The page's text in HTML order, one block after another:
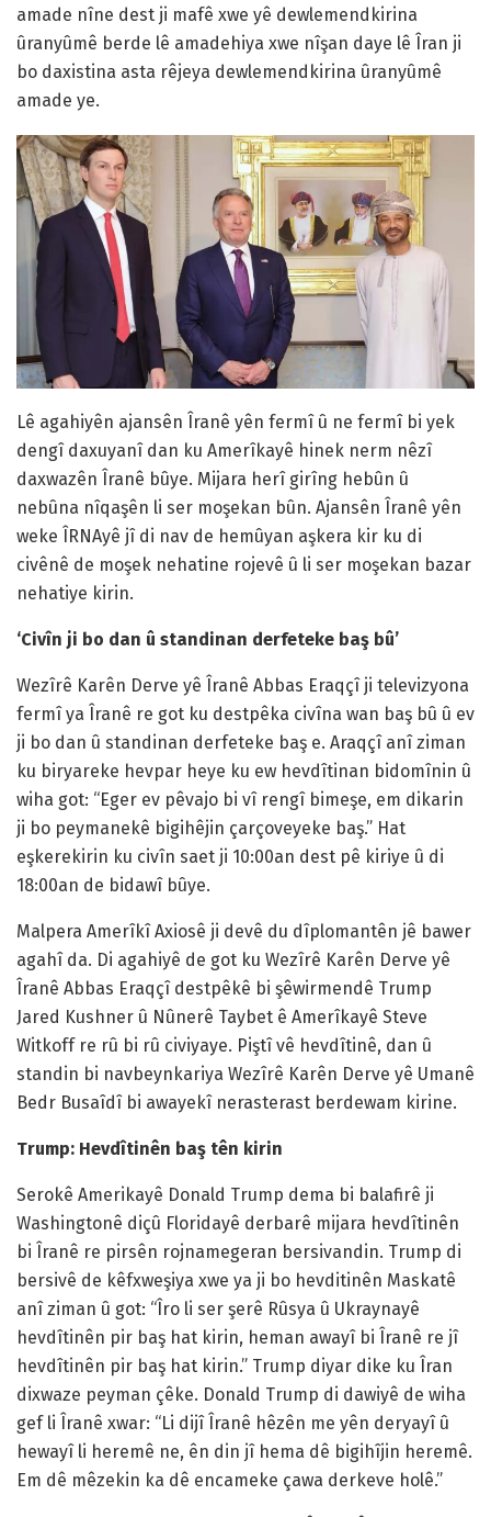
amade nîne dest ji mafê xwe yê dewlemendkirina
ûranyûmê berde lê amadehiya xwe nîşan daye lê Îran ji
bo daxistina asta rêjeya dewlemendkirina ûranyûmê
amade ye.
Lê agahiyên ajansên Îranê yên fermî û ne fermî bi yek
dengî daxuyanî dan ku Amerîkayê hinek nerm nêzî
daxwazên Îranê bûye. Mijara herî girîng hebûn û
nebûna nîqaşên li ser moşekan bûn. Ajansên Îranê yên
weke ÎRNAyê jî di nav de hemûyan aşkera kir ku di
civênê de moşek nehatine rojevê û li ser moşekan bazar
nehatiye kirin.
‘Civîn ji bo dan û standinan derfeteke baş bû’
Wezîrê Karên Derve yê Îranê Abbas Eraqçî ji televizyona
fermî ya Îranê re got ku destpêka civîna wan baş bû û ev
ji bo dan û standinan derfeteke baş e. Araqçî anî ziman
ku biryareke hevpar heye ku ew hevdîtinan bidomînin û
wiha got: “Eger ev pêvajo bi vî rengî bimeşe, em dikarin
ji bo peymanekê bigihêjin çarçoveyeke baş.” Hat
eşkerekirin ku civîn saet ji 10:00an dest pê kiriye û di
18:00an de bidawî bûye.
Malpera Amerîkî Axiosê ji devê du dîplomantên jê bawer
agahî da. Di agahiyê de got ku Wezîrê Karên Derve yê
Îranê Abbas Eraqçî destpêkê bi şêwirmendê Trump
Jared Kushner û Nûnerê Taybet ê Amerîkayê Steve
Witkoff re rû bi rû civiyaye. Piştî vê hevdîtinê, dan û
standin bi navbeynkariya Wezîrê Karên Derve yê Umanê
Bedr Busaîdî bi awayekî nerasterast berdewam kirine.
Trump: Hevdîtinên baş tên kirin
Serokê Amerikayê Donald Trump dema bi balafirê ji
Washingtonê diçû Floridayê derbarê mijara hevdîtinên
bi Îranê re pirsên rojnamegeran bersivandin. Trump di
bersivê de kêfxweşiya xwe ya ji bo hevditinên Maskatê
anî ziman û got: “Îro li ser şerê Rûsya û Ukraynayê
hevdîtinên pir baş hat kirin, heman awayî bi Îranê re jî
hevdîtinên pir baş hat kirin.” Trump diyar dike ku Îran
dixwaze peyman çêke. Donald Trump di dawiyê de wiha
gef li Îranê xwar: “Li dijî Îranê hêzên me yên deryayî û
hewayî li heremê ne, ên din jî hema dê bigihîjin heremê.
Em dê mêzekin ka dê encameke çawa derkeve holê.”